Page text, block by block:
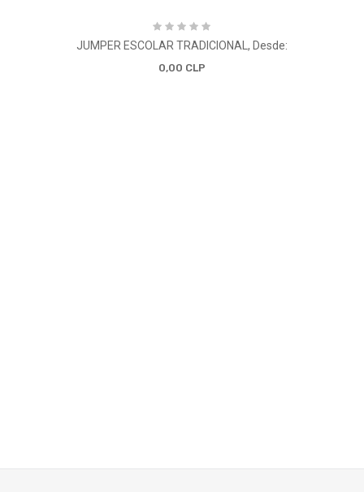
JUMPER ESCOLAR TRADICIONAL, Desde:
0,00 CLP